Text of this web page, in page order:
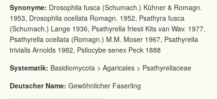
Synonyme: Drosophila fusca (Schumach.) Kühner & Romagn.
1953, Drosophila ocellata Romagn. 1952, Psathyra fusca
(Schumach.) Lange 1936, Psathyrella friesii Kits van Wav. 1977,
Psathyrella ocellata (Romagn.) M.M. Moser 1967, Psathyrella
trivialis Arnolds 1982, Psilocybe senex Peck 1888
Systematik: Basidiomycota > Agaricales > Psathyrellaceae
Deutscher Name: Gewöhnlicher Faserling